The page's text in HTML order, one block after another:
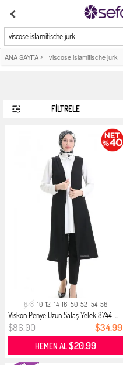
viscose islamitische jurk
ANA SAYFA > viscose islamitische jurk
FİLTRELE
6-8 10-12 14-16 50-52 54-56
Viskon Penye Uzun Salaş Yelek 8744-...
$86.00 $34.99
HEMEN AL$20.99